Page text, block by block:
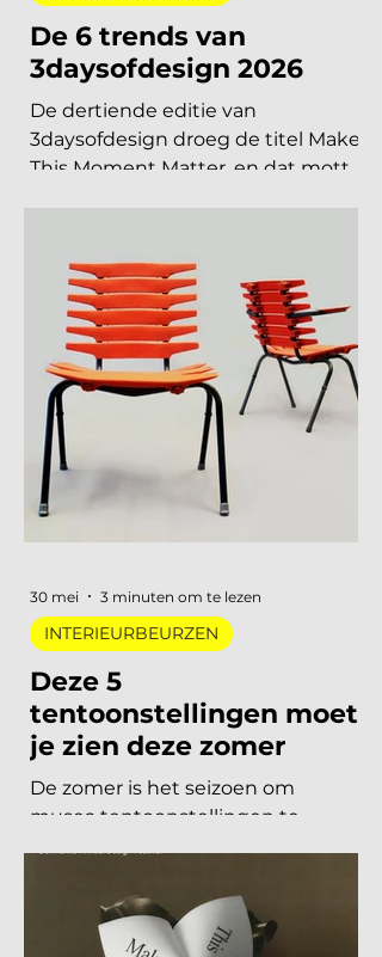
gezet. Handig om vast in je
agenda te blokken. Welke
interieurbeurzen, designbeurzen
De 6 trends van
3daysofdesign droeg de titel Make
This Moment Matter, en dat motto
sijpelde door in elke showroom. In
2026 meer dan vierhonderd
merken, ruim 120.000 bezoekers,
acht stadsdelen. De zoete pastels
van een paar jaar geleden zijn
verdwenen. Wat overblijft is koeler,
eerlijker en doordachter: koel
metaal, lage zit, diep bordeaux en
materiaal met een verhaal. Dit zijn
de zes trends die de toon zetten
voor 2026 en 2027. De 6 trends
INTERIEURBEURZEN
Deze 5
tentoonstellingen moet
je zien deze zomer
De zomer is het seizoen om
INTERIEURBEURZEN
30 mei 3 minuten om te lezen